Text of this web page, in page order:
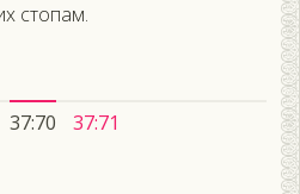
стопам.
37:70 37:71